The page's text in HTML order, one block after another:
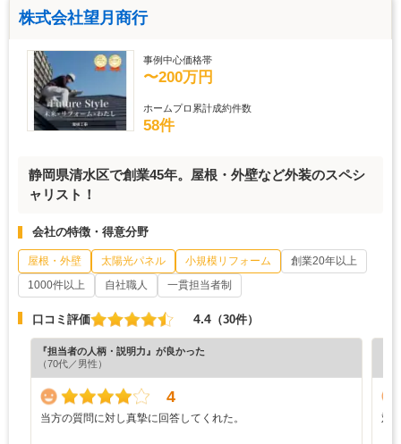
株式会社望月商行
事例中心価格帯
〜200万円
ホームプロ累計成約件数
58件
静岡県清水区で創業45年。屋根・外壁など外装のスペシ
ャリスト！
会社の特徴・得意分野
屋根・外壁 太陽光パネル 小規模リフォーム
創業20年以上
1000件以上
自社職人 一貫担当者制
口コミ評価 4.4 （30件）
『担当者の人柄・説明力』が良かった
（70代／男性）
4
当方の質問に対し真摯に回答してくれた。 対